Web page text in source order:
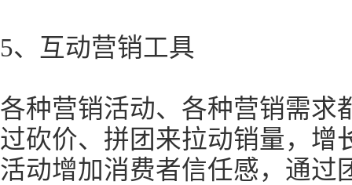
5、互动营销工具
各种营销活动、各种营销需求
过砍价、拼团来拉动销量，增
活动增加消费者信任感，通过